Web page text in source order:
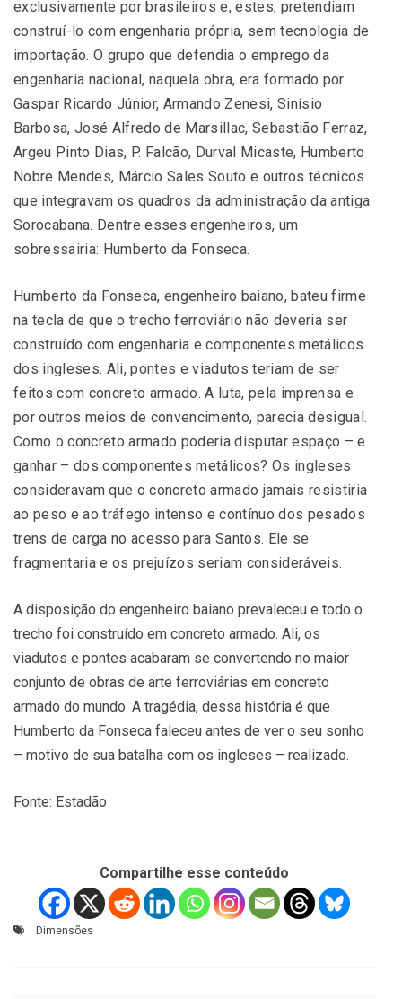
exclusivamente por brasileiros e, estes, pretendiam
construí-lo com engenharia própria, sem tecnologia de
importação. O grupo que defendia o emprego da
engenharia nacional, naquela obra, era formado por
Gaspar Ricardo Júnior, Armando Zenesi, Sinísio
Barbosa, José Alfredo de Marsillac, Sebastião Ferraz,
Argeu Pinto Dias, P. Falcão, Durval Micaste, Humberto
Nobre Mendes, Márcio Sales Souto e outros técnicos
que integravam os quadros da administração da antiga
Sorocabana. Dentre esses engenheiros, um
sobressairia: Humberto da Fonseca.
Humberto da Fonseca, engenheiro baiano, bateu firme
na tecla de que o trecho ferroviário não deveria ser
construído com engenharia e componentes metálicos
dos ingleses. Ali, pontes e viadutos teriam de ser
feitos com concreto armado. A luta, pela imprensa e
por outros meios de convencimento, parecia desigual.
Como o concreto armado poderia disputar espaço – e
ganhar – dos componentes metálicos? Os ingleses
consideravam que o concreto armado jamais resistiria
ao peso e ao tráfego intenso e contínuo dos pesados
trens de carga no acesso para Santos. Ele se
fragmentaria e os prejuízos seriam consideráveis.
A disposição do engenheiro baiano prevaleceu e todo o
trecho foi construído em concreto armado. Ali, os
viadutos e pontes acabaram se convertendo no maior
conjunto de obras de arte ferroviárias em concreto
armado do mundo. A tragédia, dessa história é que
Humberto da Fonseca faleceu antes de ver o seu sonho
– motivo de sua batalha com os ingleses – realizado.
Fonte: Estadão
Compartilhe esse conteúdo
Dimensões